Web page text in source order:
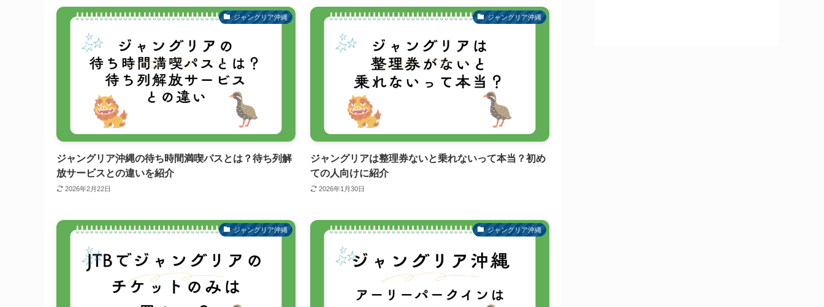
ジャングリア沖縄
ジャングリア沖縄の待ち時間満喫パスとは？待ち列解
放サービスとの違いを紹介
2026年2月22日
ジャングリア沖縄
ジャングリアは整理券ないと乗れないって本当？初め
ての人向けに紹介
2026年1月30日
ジャングリア沖縄 ジャングリア沖縄